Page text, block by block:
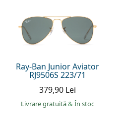
Ray-Ban Junior Aviator
RJ9506S 223/71
379,90 Lei
Livrare gratuită& În stoc